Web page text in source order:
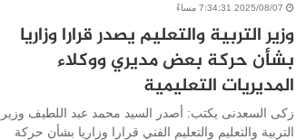
2025/08/07 7:34:31 مساءً
وزير التربية والتعليم يصدر قرارا وزاريا
بشأن حركة بعض مديري ووكلاء
المديريات التعليمية
زكى السعدنى يكتب: أصدر السيد محمد عبد اللطيف وزير
التربية والتعليم والتعليم الفني قرارا وزاريا بشأن حركة